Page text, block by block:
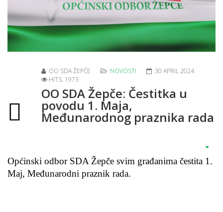
OO SDA ŽEPČE NOVOSTI
30 APRIL 2024
HITS: 1973
OO SDA Žepče: Čestitka u
povodu 1. Maja,
Međunarodnog praznika rada
Općinski odbor SDA Žepče svim građanima čestita 1.
Maj, Međunarodni praznik rada.